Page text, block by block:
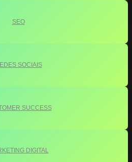
SEO
SOCIAIS
SUCCESS
DIGITAL